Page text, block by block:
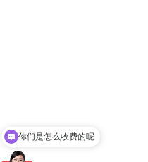
现在有优惠活动吗